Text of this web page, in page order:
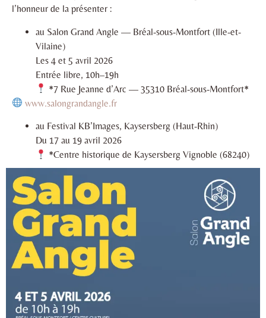
l’honneur de la présenter :
au Salon Grand Angle — Bréal-sous-Montfort (Ille-et-
Vilaine)
Les 4 et 5 avril 2026
Entrée libre, 10h–19h
*7 Rue Jeanne d’Arc — 35310 Bréal-sous-Montfort*
www.salongrandangle.fr
au Festival KB’Images, Kaysersberg (Haut-Rhin)
Du 17 au 19 avril 2026
*Centre historique de Kaysersberg Vignoble (68240)